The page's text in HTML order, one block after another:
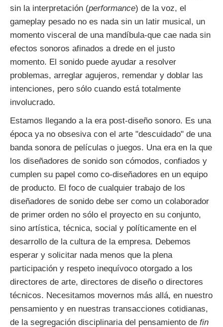
sin la interpretación (performance) de la voz, el
gameplay pesado no es nada sin un latir musical, un
momento visceral de una mandíbula-que cae nada sin
efectos sonoros afinados a drede en el justo
momento. El sonido puede ayudar a resolver
problemas, arreglar agujeros, remendar y doblar las
intenciones, pero sólo cuando está totalmente
involucrado.
Estamos llegando a la era post-diseño sonoro. Es una
época ya no obsesiva con el arte "descuidado" de una
banda sonora de películas o juegos. Una era en la que
los diseñadores de sonido son cómodos, confiados y
cumplen su papel como co-diseñadores en un equipo
de producto. El foco de cualquier trabajo de los
diseñadores de sonido debe ser como un colaborador
de primer orden no sólo el proyecto en su conjunto,
sino artística, técnica, social y políticamente en el
desarrollo de la cultura de la empresa. Debemos
esperar y solicitar nada menos que la plena
participación y respeto inequívoco otorgado a los
directores de arte, directores de diseño o directores
técnicos. Necesitamos movernos más allá, en nuestro
pensamiento y en nuestras transacciones cotidianas,
de la segregación disciplinaria del pensamiento de fin